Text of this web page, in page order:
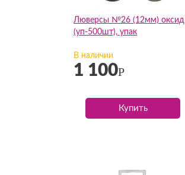
Люверсы №26 (12мм) оксид
(уп-500шт), упак
В наличии
1 100Р
Купить